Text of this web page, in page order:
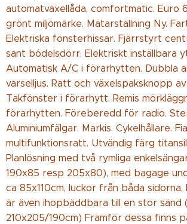
automatväxellåda, comfortmatic. Euro
grönt miljömärke. Mätarställning Ny.
Elektriska fönsterhissar. Fjärrstyrt
sant bódelsdörr. Elektriskt inställbara
Automatisk A/C i förarhytten. Dubbla
varselljus. Ratt och växelspaksknopp
Takfönster i förarhytt. Remis
förarhytten. Föreberedd för radio.
Aluminiumfälgar. Markis. Cykelhållare.
multifunktionsratt. Utvändig färg
Planlösning med två rymliga
190x85 resp 205x80), med bagage
ca 85x110cm, luckor från båda sidorna.
är även ihopbäddbara till en stor sänd
210x205/190cm) Framför dessa finns